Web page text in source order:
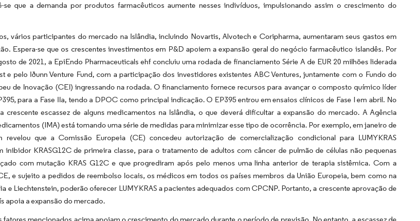
se que a demanda por produtos farmacêuticos aumente nesses indivíduos, impulsionando assim o crescimento do
vários participantes do mercado na Islândia, incluindo Novartis, Alvotech e Coripharma, aumentaram seus gastos em
Espera-se que os crescentes investimentos em P&D apoiem a expansão geral do negócio farmacêutico islandês. Por
de 2021, a EpiEndo Pharmaceuticals ehf concluiu uma rodada de financiamento Série A de EUR 20 milhões liderada
e pelo Iðunn Venture Fund, com a participação dos investidores existentes ABC Ventures, juntamente com o Fundo do
de Inovação (CEI) ingressando na rodada. O financiamento fornece recursos para avançar o composto químico líder
para a Fase IIa, tendo a DPOC como principal indicação. O EP395 entrou em ensaios clínicos de Fase I em abril. No
crescente escassez de alguns medicamentos na Islândia, o que deverá dificultar a expansão do mercado. A Agência
(IMA) está tomando uma série de medidas para minimizar esse tipo de ocorrência. Por exemplo, em janeiro de
revelou que a Comissão Europeia (CE) concedeu autorização de comercialização condicional para LUMYKRAS
inibidor KRASG12C de primeira classe, para o tratamento de adultos com câncer de pulmão de células não pequenas
com mutação KRAS G12C e que progrediram após pelo menos uma linha anterior de terapia sistêmica. Com a
e sujeito a pedidos de reembolso locais, os médicos em todos os países membros da União Europeia, bem como na
e Liechtenstein, poderão oferecer LUMYKRAS a pacientes adequados com CPCNP. Portanto, a crescente aprovação de
apoia a expansão do mercado.